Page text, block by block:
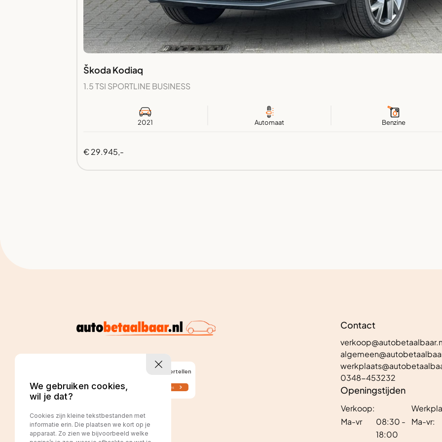
Škoda Kodiaq
1.5 TSI SPORTLINE BUSINESS
2021 Automaat Benzine
€ 29.945,-
Contact
0348-453232
Openingstijden
Verkoop:
Ma-vr
08:30 -
18:00
Ma-vr:
We gebruiken cookies,
wil je dat?
Cookies zijn kleine tekstbestanden met
informatie erin. Die plaatsen we kort op je
apparaat. Zo zien we bijvoorbeeld welke